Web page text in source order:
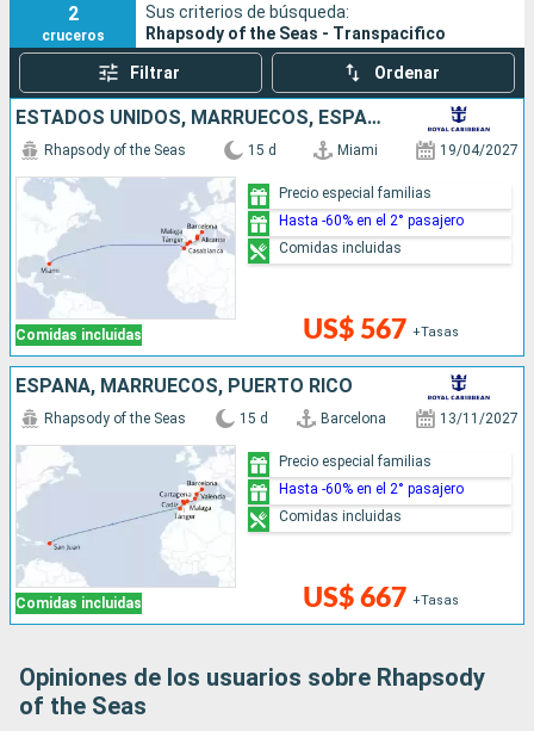
Buscar
2
cruceros
Sus criterios de búsqueda:
Rhapsody of the Seas - Transpacifico
Filtrar Ordenar
ESTADOS UNIDOS, MARRUECOS, ESPAÑA
Comidas incluidas
Rhapsody of the Seas 15 d Miami 19/04/2027
US$ 567 +Tasas
Precio especial familias
Hasta -60% en el 2° pasajero
Comidas incluidas
ESPAÑA, MARRUECOS, PUERTO RICO
Comidas incluidas
Rhapsody of the Seas 15 d Barcelona 13/11/2027
US$ 667 +Tasas
Precio especial familias
Hasta -60% en el 2° pasajero
Comidas incluidas
Opiniones de los usuarios sobre Rhapsody
of the Seas